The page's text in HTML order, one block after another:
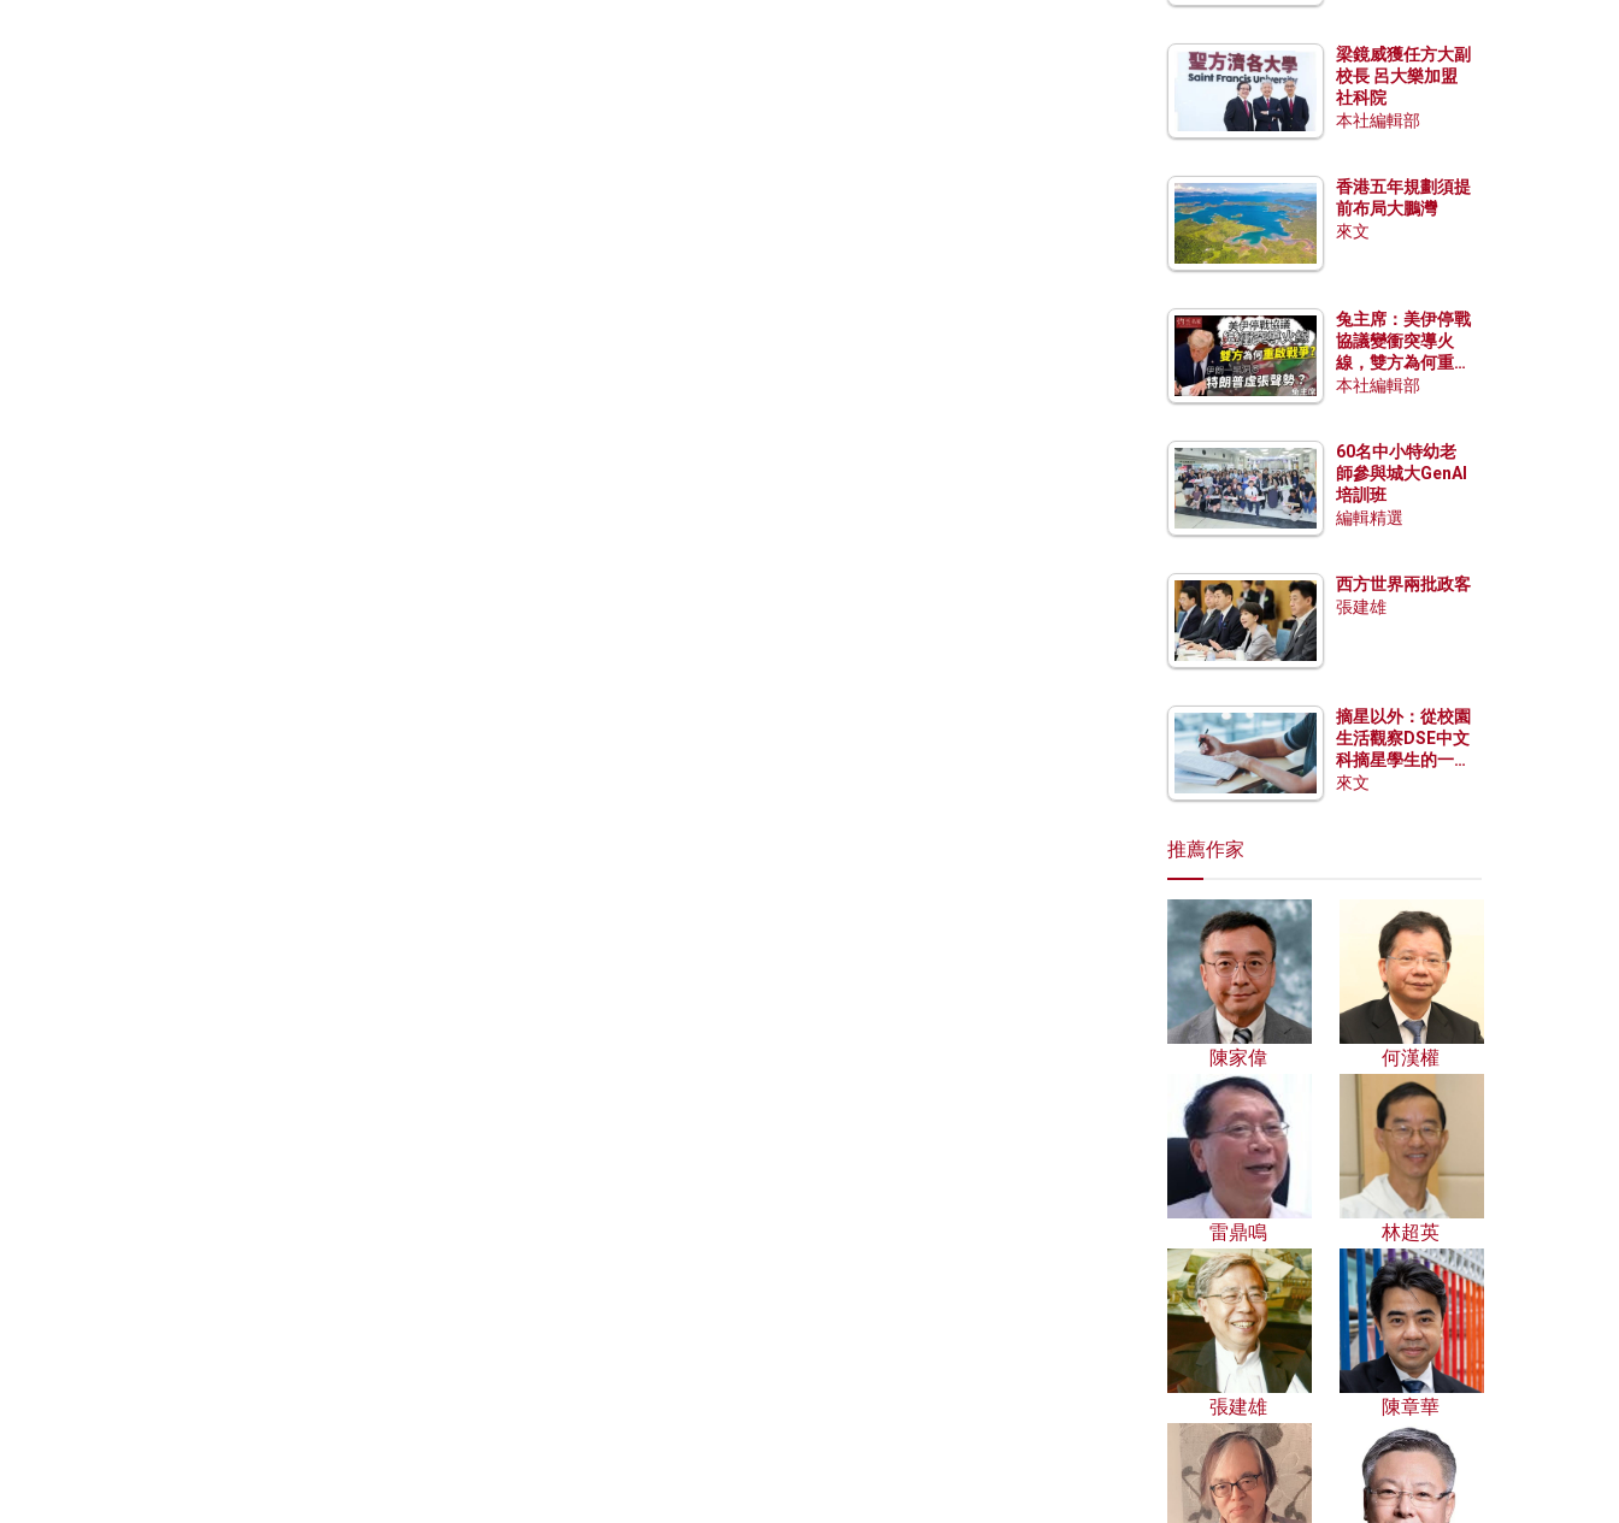
梁鏡威獲任方大副
校長 呂大樂加盟
社科院
本社編輯部
香港五年規劃須提
前布局大鵬灣
來文
兔主席：美伊停戰
協議變衝突導火
線，雙方為何重啟
戰爭？伊朗一早洞
本社編輯部
60名中小特幼老
師參與城大GenAI
培訓班
編輯精選
西方世界兩批政客
張建雄
摘星以外：從校園
生活觀察DSE中文
科摘星學生的一點
特質
來文
推薦作家
陳家偉 何漢權
雷鼎鳴 林超英
張建雄 陳章華